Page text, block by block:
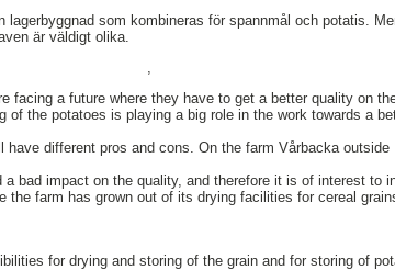
som kombineras för spannmål och potatis.
är väldigt olika.
,
facing a future where they have to get a better quality on
of the potatoes is playing a big role in the work towards a
different pros and cons. On the farm Vårbacka
bad impact on the quality, and therefore it is of interest to
the farm has grown out of its drying facilities for cereal
for drying and storing of the grain and for storing of